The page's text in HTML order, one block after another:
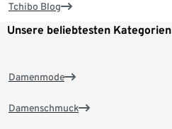
Tchibo Blog
Unsere beliebtesten Kategorien
Damenmode
Damenschmuck